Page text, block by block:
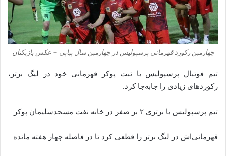
چهارمین رکورد قهرمانی پرسپولیس در چهارمین سال پیاپی + عکس بازیکنان
تیم فوتبال پرسپولیس با ثبت پوکر قهرمانی خود در لیگ برتر،
رکورد‌های زیادی را جابه‌جا کرد.
تیم پرسپولیس با برتری ۲ بر صفر در خانه نفت مسجدسلیمان پوکر
قهرمانی‌اش در لیگ برتر را قطعی کرد تا در فاصله چهار هفته مانده